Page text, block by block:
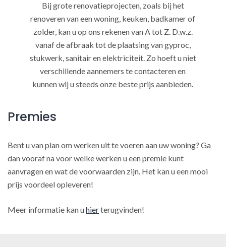
Bij grote renovatieprojecten, zoals bij het
renoveren van een woning, keuken, badkamer of
zolder, kan u op ons rekenen van A tot Z. D.w.z.
vanaf de afbraak tot de plaatsing van gyproc,
stukwerk, sanitair en elektriciteit. Zo hoeft u niet
verschillende aannemers te contacteren en
kunnen wij u steeds onze beste prijs aanbieden.
Premies
Bent u van plan om werken uit te voeren aan uw woning? Ga
dan vooraf na voor welke werken u een premie kunt
aanvragen en wat de voorwaarden zijn. Het kan u een mooi
prijs voordeel opleveren!
Meer informatie kan uhierterugvinden!